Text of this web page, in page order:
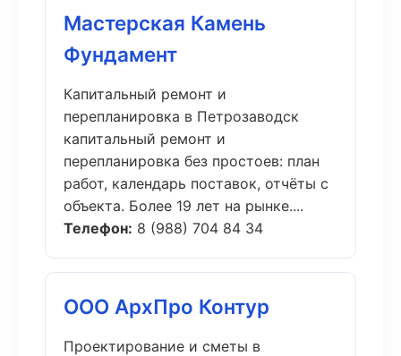
Мастерская Камень
Фундамент
Капитальный ремонт и
перепланировка в Петрозаводск
капитальный ремонт и
перепланировка без простоев: план
работ, календарь поставок, отчёты с
объекта. Более 19 лет на рынке....
Телефон: 8 (988) 704 84 34
ООО АрхПро Контур
Проектирование и сметы в